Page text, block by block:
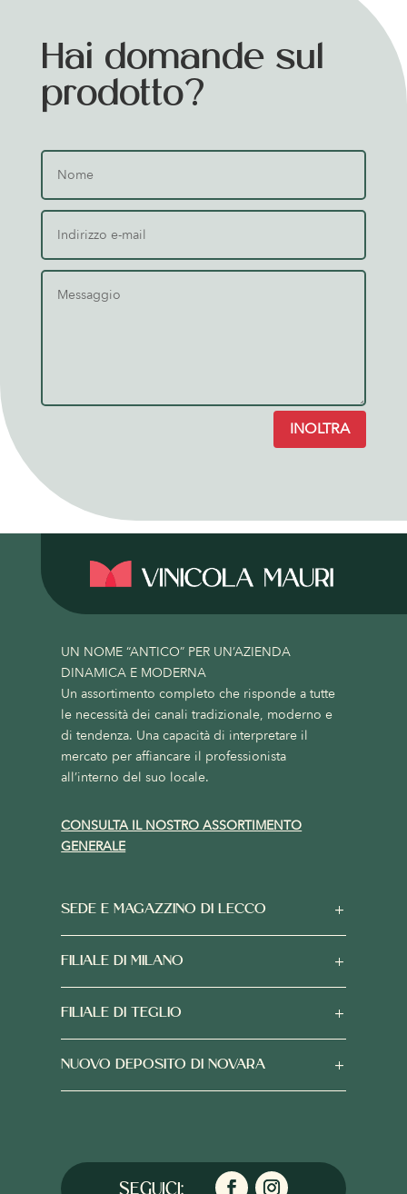
Hai domande sul
prodotto?
INOLTRA
UN NOME “ANTICO” PER UN’AZIENDA
DINAMICA E MODERNA
Un assortimento completo che risponde a tutte
le necessità dei canali tradizionale, moderno e
di tendenza. Una capacità di interpretare il
mercato per affiancare il professionista
all’interno del suo locale.
CONSULTA IL NOSTRO ASSORTIMENTO
GENERALE
SEDE E MAGAZZINO DI LECCO
FILIALE DI MILANO
FILIALE DI TEGLIO
NUOVO DEPOSITO DI NOVARA